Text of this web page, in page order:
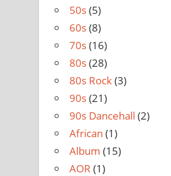
50s(5)
60s(8)
70s(16)
80s(28)
80s Rock(3)
90s(21)
90s Dancehall (2)
African (1)
Album (15)
AOR (1)